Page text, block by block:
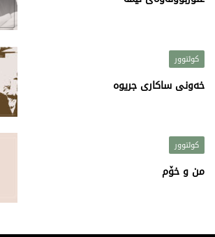
کولتوور
خەونی ساکاری جریوە
کولتوور
من و خۆم